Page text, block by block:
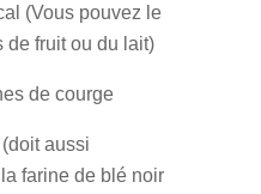
(Vous pouvez le
de fruit ou du lait)
de courge
aussi
farine de blé noir